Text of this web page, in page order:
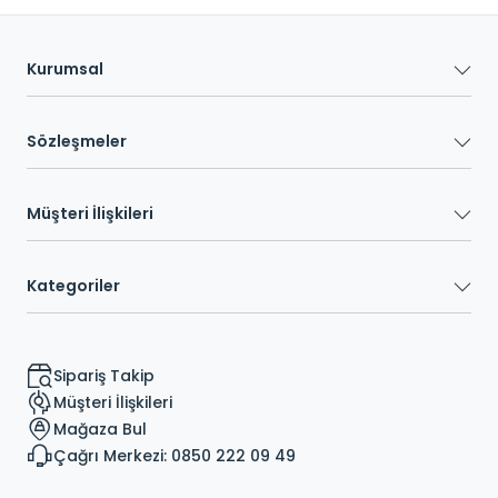
Kurumsal
Sözleşmeler
Müşteri İlişkileri
Kategoriler
Sipariş Takip
Müşteri İlişkileri
Mağaza Bul
Çağrı Merkezi: 0850 222 09 49